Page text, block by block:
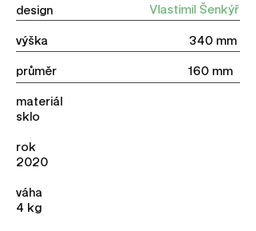
design
výška 340 mm
průměr 160 mm
materiál
sklo
rok
2020
váha
4 kg
Vlastimil Šenkýř